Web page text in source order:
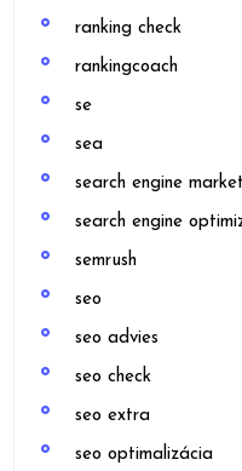
ranking check
rankingcoach
se
sea
search engine
search engine
semrush
seo
seo advies
seo check
seo extra
seo optimalizácia